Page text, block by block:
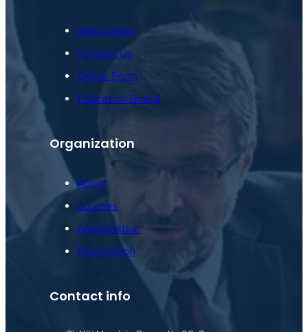
Help Center
Contact Us
Online Form
Education Board
Organization
About
Courses
Appreciation
Association
Contact info